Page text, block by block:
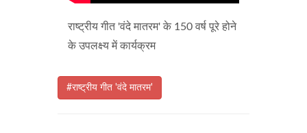
राष्ट्रीय गीत 'वंदे मातरम' के 150 वर्ष पूरे होने
के उपलक्ष्य में कार्यक्रम
#राष्ट्रीय गीत 'वंदे मातरम'